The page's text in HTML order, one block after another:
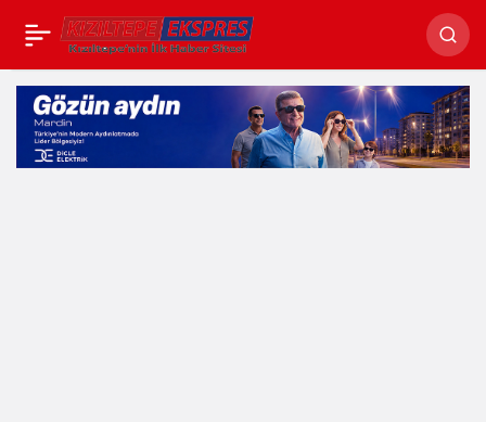
Seydayê Melle İsmail,
Vefat Etti
Paylaş